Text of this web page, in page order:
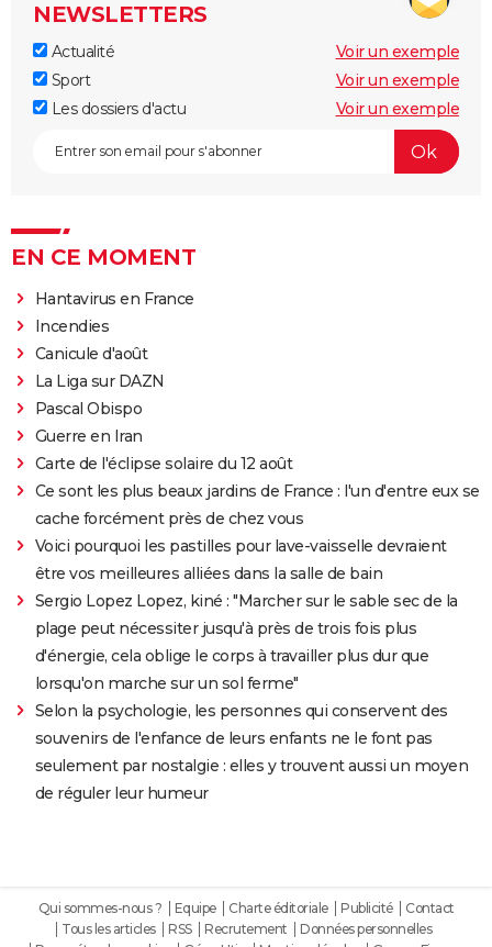
NEWSLETTERS
Actualité
Voir un exemple
Sport
Voir un exemple
Les dossiers d'actu
Voir un exemple
EN CE MOMENT
Hantavirus en France
Incendies
Canicule d'août
La Liga sur DAZN
Pascal Obispo
Guerre en Iran
Carte de l'éclipse solaire du 12 août
Ce sont les plus beaux jardins de France : l'un d'entre eux se
cache forcément près de chez vous
Voici pourquoi les pastilles pour lave-vaisselle devraient
être vos meilleures alliées dans la salle de bain
Sergio Lopez Lopez, kiné : "Marcher sur le sable sec de la
plage peut nécessiter jusqu'à près de trois fois plus
d'énergie, cela oblige le corps à travailler plus dur que
lorsqu'on marche sur un sol ferme"
Selon la psychologie, les personnes qui conservent des
souvenirs de l'enfance de leurs enfants ne le font pas
seulement par nostalgie : elles y trouvent aussi un moyen
de réguler leur humeur
Qui sommes-nous ? Equipe Charte éditoriale Publicité
Contact
Tous les articles
RSS Recrutement
Données personnelles